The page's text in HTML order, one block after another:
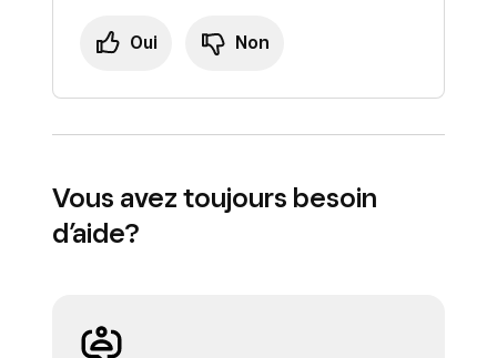
Oui Non
Vous avez toujours besoin
d’aide?